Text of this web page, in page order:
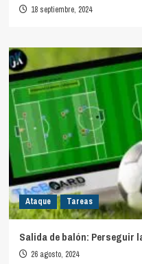
18 septiembre, 2024
Ataque Tareas
Salida de balón: Perseguir
26 agosto, 2024